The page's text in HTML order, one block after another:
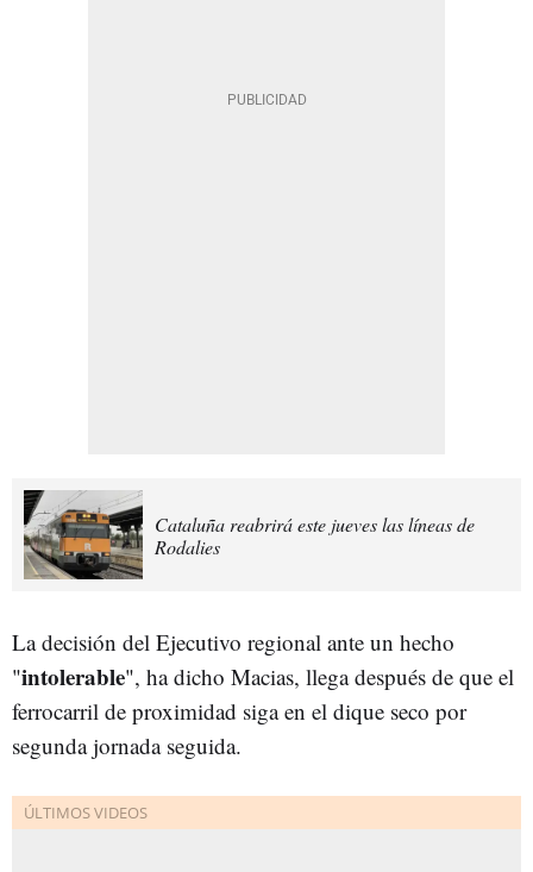
Cataluña reabrirá este jueves las líneas de
Rodalies
La decisión del Ejecutivo regional ante un hecho
"intolerable", ha dicho Macias, llega después de que el
ferrocarril de proximidad siga en el dique seco por
segunda jornada seguida.